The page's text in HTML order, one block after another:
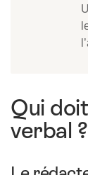
Qui
verbal ?